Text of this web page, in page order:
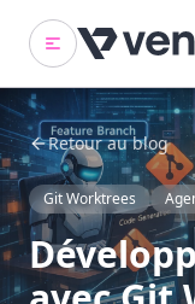
Retour au blog
Git Worktrees